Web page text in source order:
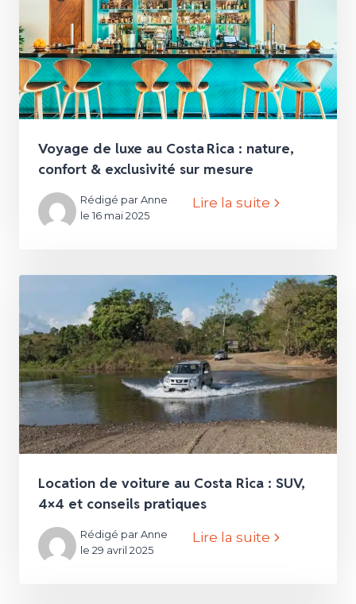
Voyage de luxe au Costa Rica : nature,
confort & exclusivité sur mesure
Rédigé par Anne
le 16 mai 2025
Lire la suite
Location de voiture au Costa Rica : SUV,
4×4 et conseils pratiques
Rédigé par Anne
le 29 avril 2025
Lire la suite